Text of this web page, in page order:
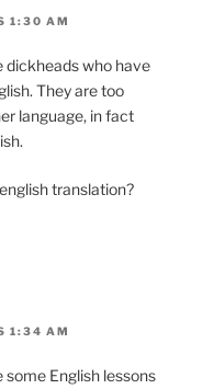
1:30 AM
dickheads who have
They are too
language, in fact
translation?
1:34 AM
some English lessons